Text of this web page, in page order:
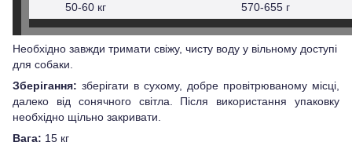
50-60 кг
570-655 г
Необхідно завжди тримати свіжу, чисту воду у вільному доступі
для собаки.
Зберігання: зберігати в сухому, добре провітрюваному місці,
далеко від сонячного світла. Після використання упаковку
необхідно щільно закривати.
Вага: 15 кг